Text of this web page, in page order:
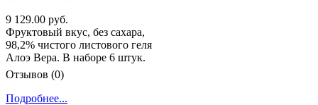
9 129.00 руб.
Фруктовый вкус, без сахара,
98,2% чистого листового геля
Алоэ Вера. В наборе 6 штук.
Отзывов (0)
Подробнее...